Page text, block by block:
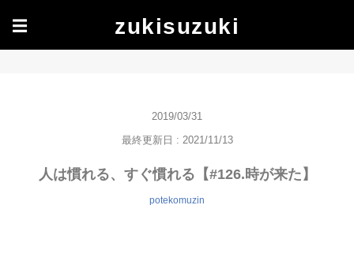
☰ zukisuzuki
2019/03/31
最終更新日 : 2021/11/13
人は慣れる、すぐ慣れる【#126.時が来た】
potekomuzin